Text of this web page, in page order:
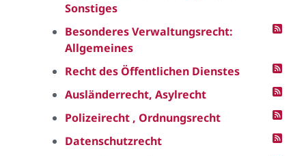
Sonstiges
Besonderes Verwaltungsrecht:
Allgemeines
Recht des Öffentlichen Dienstes
Ausländerrecht, Asylrecht
Polizeirecht , Ordnungsrecht
Datenschutzrecht